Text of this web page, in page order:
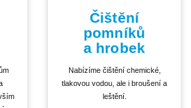
Čištění
pomníků
a hrobek
Nabízíme čištění chemické,
tlakovou vodou, ale i broušení a
leštění.